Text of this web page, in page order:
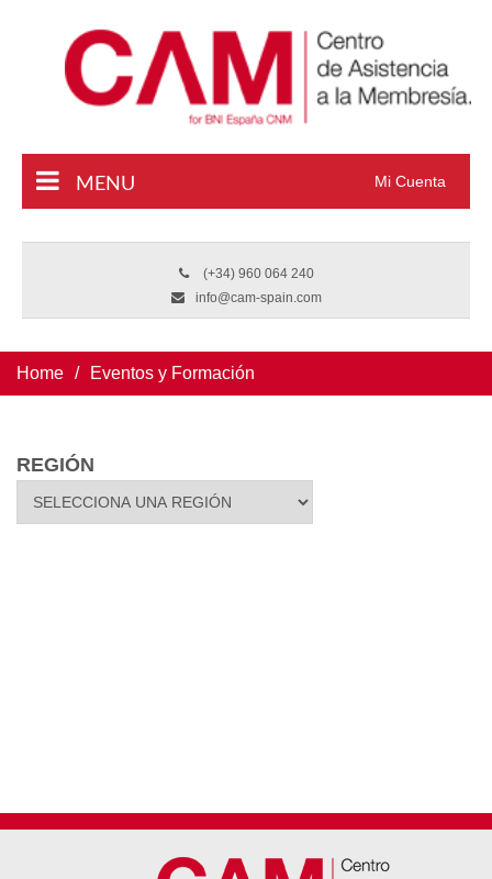
Mi Cuenta
(+34) 960 064 240
info@cam-spain.com
Home / Eventos y Formación
REGIÓN